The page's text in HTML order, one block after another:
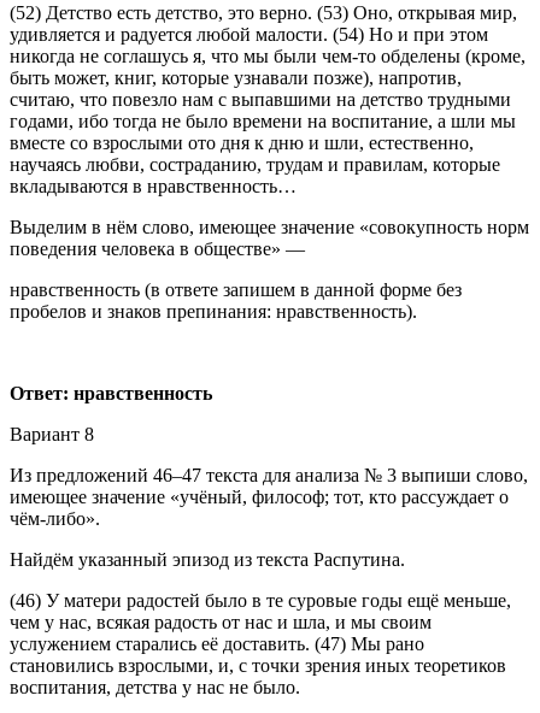
(52) Детство есть детство, это верно. (53) Оно, открывая мир,
удивляется и радуется любой малости. (54) Но и при этом
никогда не соглашусь я, что мы были чем-то обделены (кроме,
быть может, книг, которые узнавали позже), напротив,
считаю, что повезло нам с выпавшими на детство трудными
годами, ибо тогда не было времени на воспитание, а шли мы
вместе со взрослыми ото дня к дню и шли, естественно,
научаясь любви, состраданию, трудам и правилам, которые
вкладываются в нравственность…
Выделим в нём слово, имеющее значение «совокупность норм
поведения человека в обществе» —
нравственность (в ответе запишем в данной форме без
пробелов и знаков препинания: нравственность).
Ответ: нравственность
Вариант 8
Из предложений 46–47 текста для анализа № 3 выпиши слово,
имеющее значение «учёный, философ; тот, кто рассуждает о
чём-либо».
Найдём указанный эпизод из текста Распутина.
(46) У матери радостей было в те суровые годы ещё меньше,
чем у нас, всякая радость от нас и шла, и мы своим
услужением старались её доставить. (47) Мы рано
становились взрослыми, и, с точки зрения иных теоретиков
воспитания, детства у нас не было.